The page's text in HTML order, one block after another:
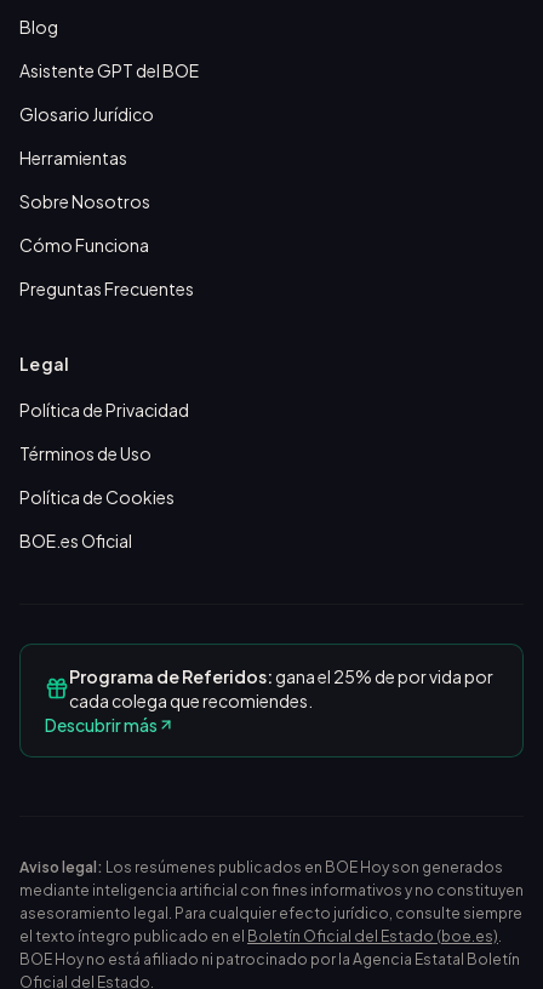
Blog
Asistente GPT del BOE
Glosario Jurídico
Herramientas
Sobre Nosotros
Cómo Funciona
Preguntas Frecuentes
Legal
Política de Privacidad
Términos de Uso
Política de Cookies
BOE.es Oficial
Programa de Referidos:gana el 25% de por vida por
cada colega que recomiendes.
Descubrir más
Aviso legal: Los resúmenes publicados en BOE Hoy son generados
mediante inteligencia artificial con fines informativos y no constituyen
asesoramiento legal. Para cualquier efecto jurídico, consulte siempre
el texto íntegro publicado en el Boletín Oficial del Estado (boe.es).
BOE Hoy no está afiliado ni patrocinado por la Agencia Estatal Boletín
Oficial del Estado.